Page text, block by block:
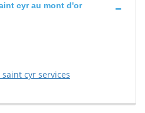
cyr au mont d'or
saint cyr services